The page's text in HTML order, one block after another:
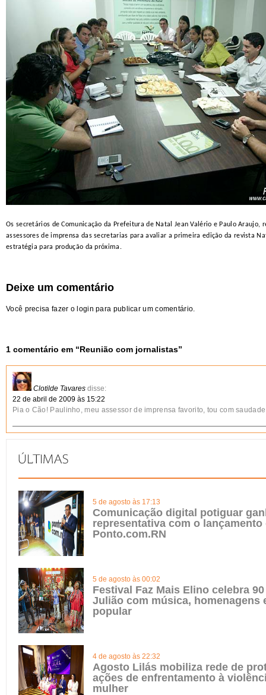
Os secretários de Comunicação da Prefeitura de Natal Jean Valério e Paulo Araujo,
assessores de imprensa das secretarias para avaliar aprimeira edição da revista
estratégia para produção da próxima.
Deixe um comentário
Você precisa fazer o login para publicar um comentário.
1 comentário em “Reunião com jornalistas”
Clotilde Tavares disse:
22 de abril de 2009 às 15:22
Pia o Cão! Paulinho, meu assessor de imprensa favorito, tou com
5 de agosto às 17:13
Comunicação digital potiguar
representativa com o lançamento
Ponto.com.RN
5 de agosto às 00:02
Festival Faz Mais Elino celebra
Julião com música, homenagens
popular
4 de agosto às 22:32
Agosto Lilás mobiliza rede de
ações de enfrentamento à
mulher